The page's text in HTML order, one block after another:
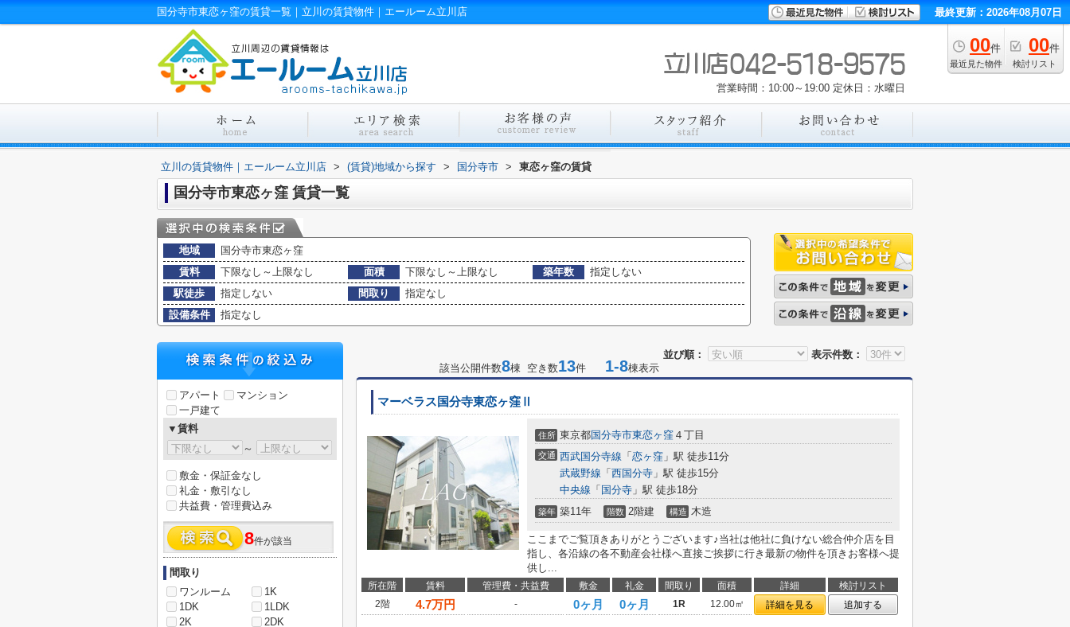
国分寺市東恋ヶ窪の賃貸一覧｜立川の賃貸物件｜エールーム立川店 最終更新：2026年08月07日
00件
最近見た物件
00件
検討リスト
営業時間：10:00～19:00 定休日：水曜日
立川の賃貸物件｜エールーム立川店 > (賃貸)地域から探す > 国分寺市 > 東恋ヶ窪の賃貸
国分寺市東恋ヶ窪 賃貸一覧
地域
国分寺市東恋ヶ窪
賃料
下限なし～上限なし 面積 下限なし～上限なし 築年数
指定しない
駅徒歩
指定しない 間取り
指定なし
設備条件
指定なし
並び順：
表示件数：
該当公開件数8棟 空き数13件 1-8棟表示
マーベラス国分寺東恋ヶ窪Ⅱ
住所 東京都国分寺市東恋ヶ窪 ４丁目
交通 西武国分寺線 「 恋ヶ窪 」駅 徒歩11分
武蔵野線 「 西国分寺 」駅 徒歩15分
中央線 「 国分寺 」駅 徒歩18分
築年 築11年 階数 2階建 構造 木造
ここまでご覧頂きありがとうございます♪当社は他社に負けない総合仲介店を目
指し、各沿線の各不動産会社様へ直接ご挨拶に行き最新の物件を頂きお客様へ提
供し...
所在階 賃料 管理費・共益費 敷金 礼金 間取り 面積 詳細
検討リスト
2階
4.7万円 - 0ヶ月 0ヶ月 1R 12.00㎡ 詳細を見る 追加する
アパート
マンション
一戸建て
▼賃料
～
敷金・保証金なし
礼金・敷引なし
共益費・管理費込み
8件が該当
間取り
ワンルーム
1K
1DK
1LDK
2K
2DK